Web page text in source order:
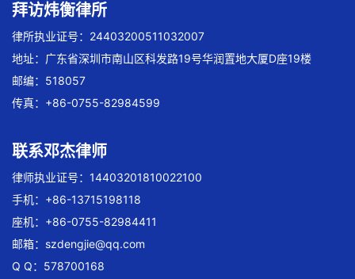
拜访炜衡律所
律所执业证号：24403200511032007
地址：广东省深圳市南山区科发路19号华润置地大厦D座19楼
邮编：518057
传真：+86-0755-82984599
联系邓杰律师
律师执业证号：14403201810022100
手机：+86-13715198118
座机：+86-0755-82984411
邮箱： szdengjie@qq.com
Q Q：578700168